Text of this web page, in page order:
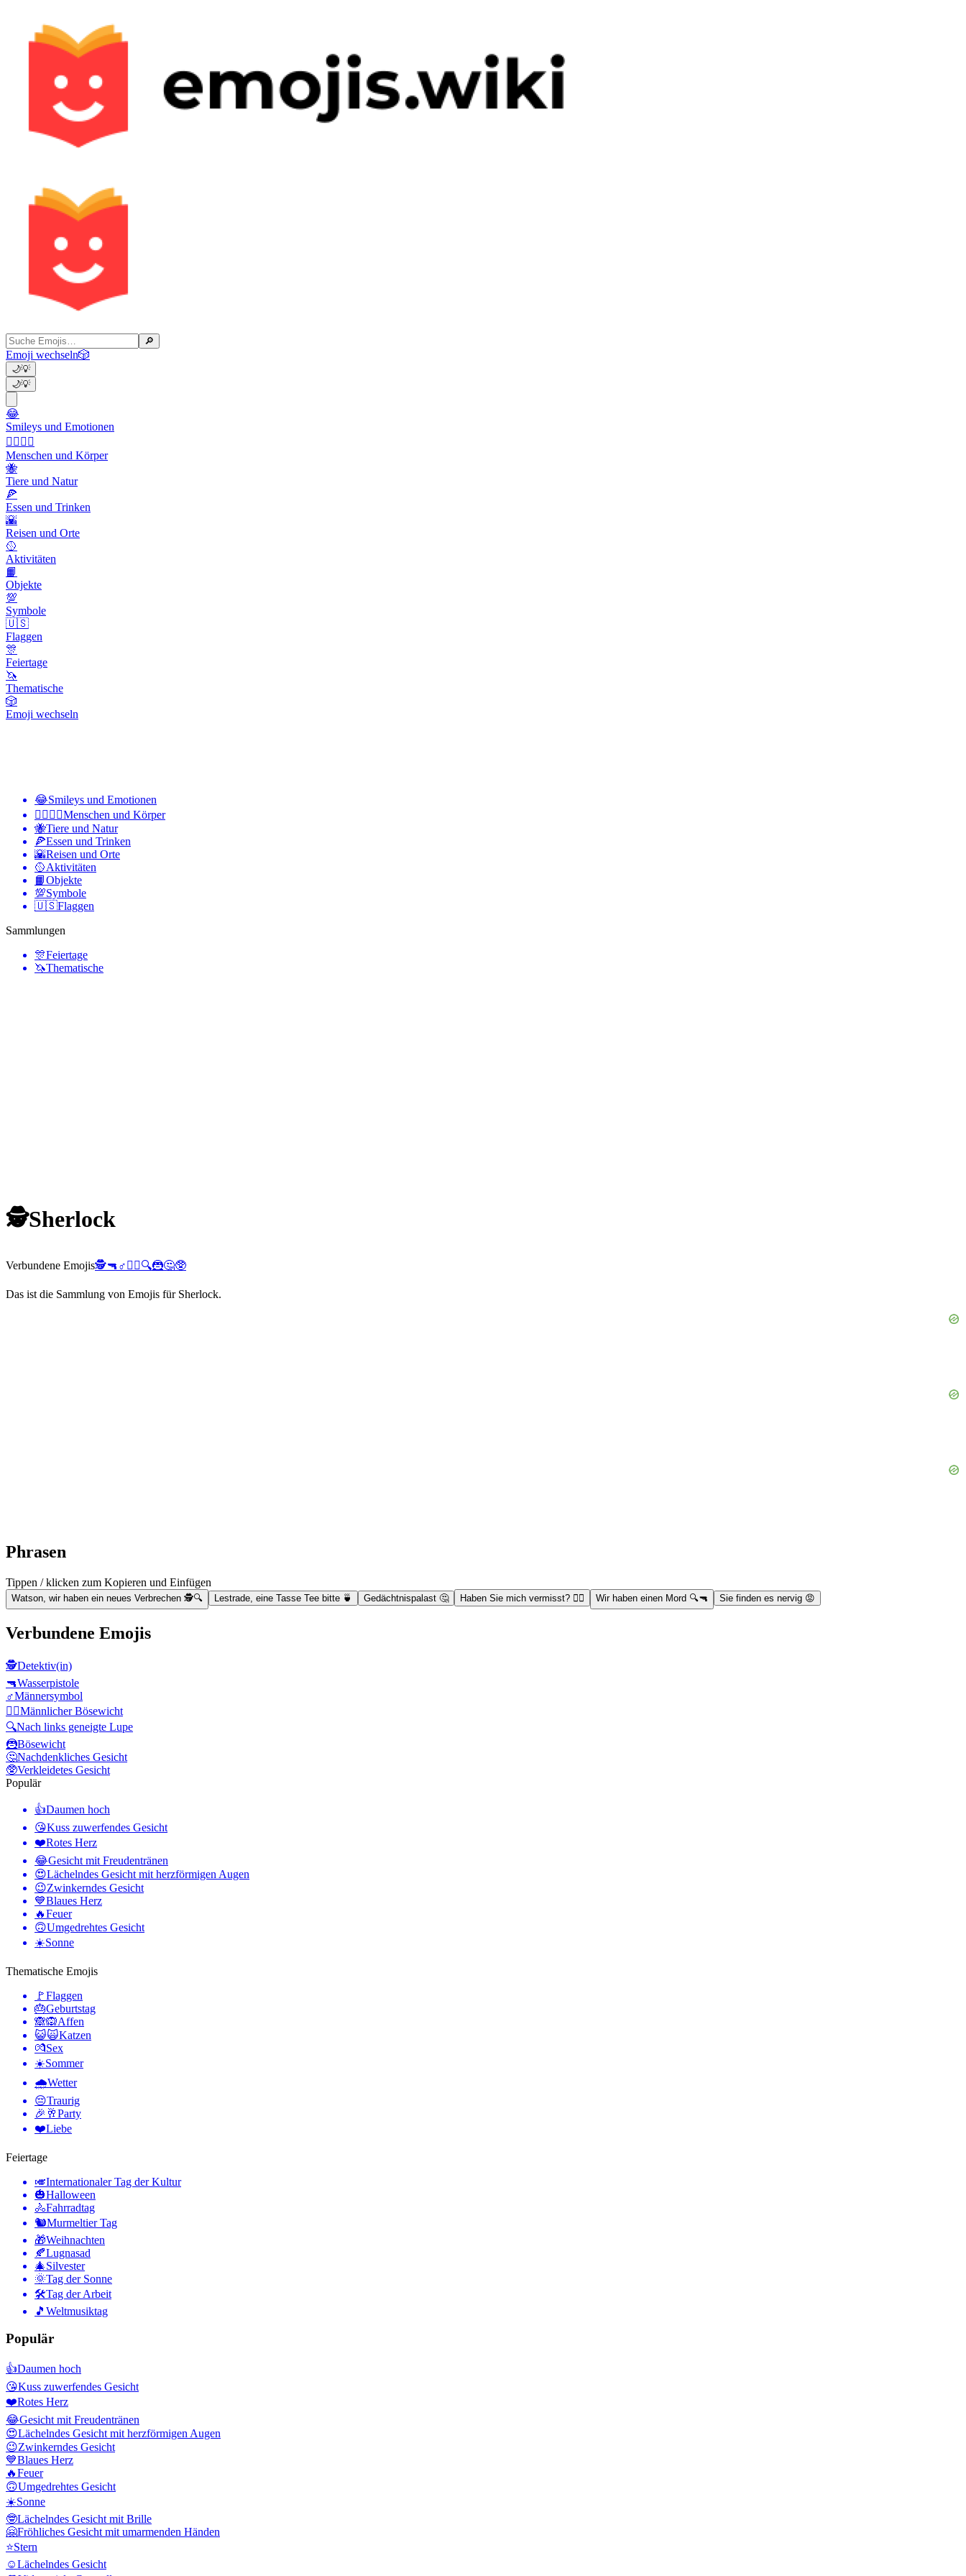
🔎
Emoji wechseln🎲
🌙💡
🌙💡
😂
Smileys und Emotionen
👩‍❤️‍💋‍👨
Menschen und Körper
🐝
Tiere und Natur
🍕
Essen und Trinken
🌇
Reisen und Orte
🥎
Aktivitäten
📙
Objekte
💯
Symbole
🇺🇸
Flaggen
🎊
Feiertage
🦄
Thematische
🎲
Emoji wechseln
😂Smileys und Emotionen
👩‍❤️‍💋‍👨Menschen und Körper
🐝Tiere und Natur
🍕Essen und Trinken
🌇Reisen und Orte
🥎Aktivitäten
📙Objekte
💯Symbole
🇺🇸Flaggen
Sammlungen
🎊Feiertage
🦄Thematische
🕵️Sherlock
Verbundene Emojis🕵️🔫 ♂️ 🦹‍♂️🔍🦹🤔🥸
Das ist die Sammlung von Emojis für Sherlock.
Phrasen
Tippen / klicken zum Kopieren und Einfügen
Watson, wir haben ein neues Verbrechen 🕵️🔍 Lestrade, eine Tasse Tee bitte 🍵 Gedächtnispalast 🤔 Haben Sie mich vermisst? 🦹‍♂️ Wir haben einen Mord 🔍🔫 Sie finden es nervig 😡
Verbundene Emojis
🕵️Detektiv(in)
🔫Wasserpistole
♂️Männersymbol
🦹‍♂️Männlicher Bösewicht
🔍Nach links geneigte Lupe
🦹Bösewicht
🤔Nachdenkliches Gesicht
🥸Verkleidetes Gesicht
Populär
👍Daumen hoch
😘Kuss zuwerfendes Gesicht
❤️Rotes Herz
😂Gesicht mit Freudentränen
😍Lächelndes Gesicht mit herzförmigen Augen
😉Zwinkerndes Gesicht
💙Blaues Herz
🔥Feuer
🙃Umgedrehtes Gesicht
☀️Sonne
Thematische Emojis
🚩Flaggen
🎂Geburtstag
🙈🙉Affen
😺🙀Katzen
💏Sex
☀️Sommer
🌧Wetter
😔Traurig
🎉🥂Party
❤️Liebe
Feiertage
🎺Internationaler Tag der Kultur
🎃Halloween
🚴Fahrradtag
🐿Murmeltier Tag
🎁Weihnachten
🍂Lugnasad
🎄Silvester
🌞Tag der Sonne
🛠Tag der Arbeit
🎵 Weltmusiktag
Populär
👍Daumen hoch
😘Kuss zuwerfendes Gesicht
❤️Rotes Herz
😂Gesicht mit Freudentränen
😍Lächelndes Gesicht mit herzförmigen Augen
😉Zwinkerndes Gesicht
💙Blaues Herz
🔥Feuer
🙃Umgedrehtes Gesicht
☀️Sonne
🤓Lächelndes Gesicht mit Brille
🤗Fröhliches Gesicht mit umarmenden Händen
⭐Stern
☺️Lächelndes Gesicht